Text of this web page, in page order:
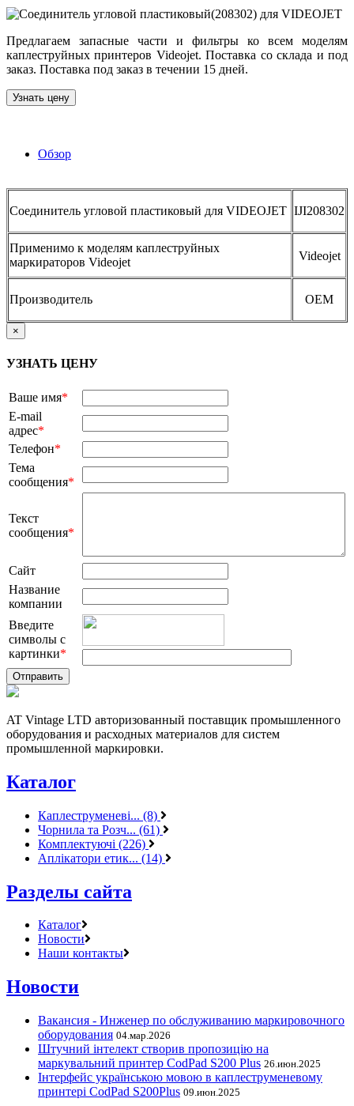
Предлагаем запасные части и фильтры ко всем моделям
каплеструйных принтеров Videojet. Поставка со склада и под
заказ. Поставка под заказ в течении 15 дней.
Узнать цену
Обзор
Соединитель угловой пластиковый для VIDEOJET IJI208302
Применимо к моделям каплеструйных
маркираторов Videojet
Videojet
Производитель OEM
×
УЗНАТЬ ЦЕНУ
Ваше имя*
E-mail
адрес*
Телефон*
Тема
сообщения*
Текст
сообщения*
Сайт
Название
компании
Введите
символы с
картинки*
AT Vintage LTD авторизованный поставщик промышленного
оборудования и расходных материалов для систем
промышленной маркировки.
Каталог
Каплеструменеві... (8)
Чорнила та Розч... (61)
Комплектуючі (226)
Аплікатори етик... (14)
Разделы сайта
Каталог
Новости
Наши контакты
Новости
Вакансия - Инженер по обслуживанию маркировочного
оборудования 04.мар.2026
Штучний інтелект створив пропозицію на
маркувальний принтер CodPad S200 Plus 26.июн.2025
Інтерфейс українською мовою в каплеструменевому
принтері CodPad S200Plus 09.июн.2025